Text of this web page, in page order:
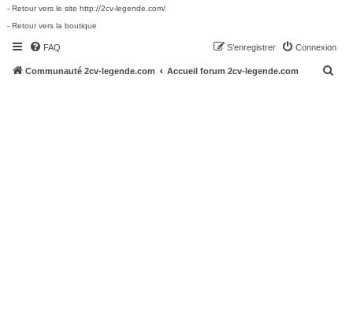
- Retour vers le site http://2cv-legende.com/
- Retour vers la boutique
FAQ Connexion
S’enregistrer
Communauté 2cv-legende.com Accueil forum 2cv-legende.com